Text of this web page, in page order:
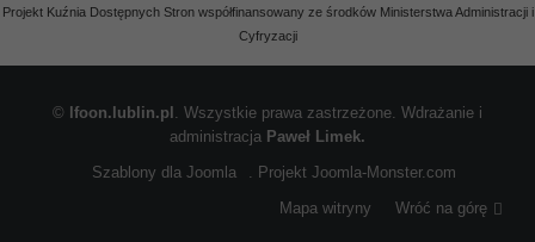
Projekt Kuźnia Dostępnych Stron współfinansowany ze środków Ministerstwa Administracji i
Cyfryzacji
© lfoon.lublin.pl . Wszystkie prawa zastrzeżone. Wdrażanie i
administracja Paweł Limek.
Szablony dla Joomla
. Projekt Joomla-Monster.com
Mapa witryny
Wróć na górę